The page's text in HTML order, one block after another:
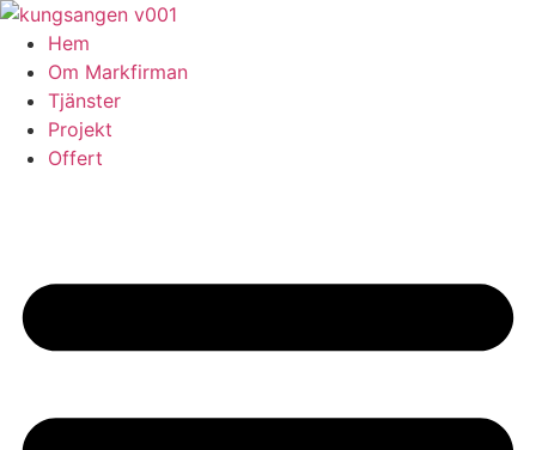
Skip
content
Hem
Om Markfirman
Tjänster
Projekt
Offert